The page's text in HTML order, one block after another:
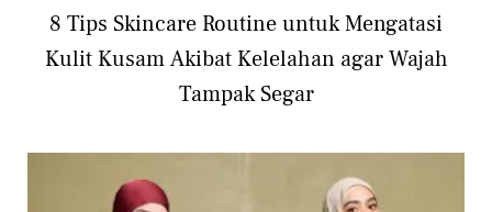
8 Tips Skincare Routine untuk Mengatasi
Kulit Kusam Akibat Kelelahan agar Wajah
Tampak Segar